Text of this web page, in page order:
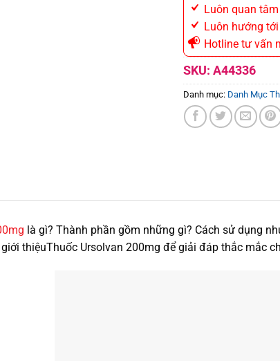
Luôn quan
Luôn hướng
Hotline tư vấn
SKU: A44336
Danh mục: Danh Mục
là gì? Thành phần gồm những gì? Cách sử dụng
thiệuThuốc Ursolvan 200mg để giải đáp thắc mắc